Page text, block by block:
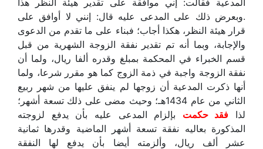
المدعية فقالت: إني موافقة على تقدير هيئة النظر هذا
.وبعرض ذلك على المدعى عليه قال: إنني لا أوافق على
قرار هيئة النظر، هكذا أجاب؛ فبناء على ما تقدم من الدعوى
والإجابة، وبما أنه تم تقدير نفقة الزوجة الشهرية من قبل
قسم الخبراء في المحكمة بمبلغ وقدره ألفا ريال، ولما أن
نفقة الزوجة واجبة في ذمة الزوج كما هو مقرر شرعا، ولما
أنها ذكرت المدعية أن زوجها لم ينفق عليها من شهر ربيع
الثاني من عام 1434هـ؛ وحيث مضى على ذلك تسعة أشهر؛
لذا فقد حكمت
بإلزام المدعى عليه بأن يدفع لزوجته
المذكورة بعاليه نفقة تسعة أشهر الماضية وقدرها ثمانية
عشر ألف ريال، وألزمته أيضا بأن يدفع لها النفقة